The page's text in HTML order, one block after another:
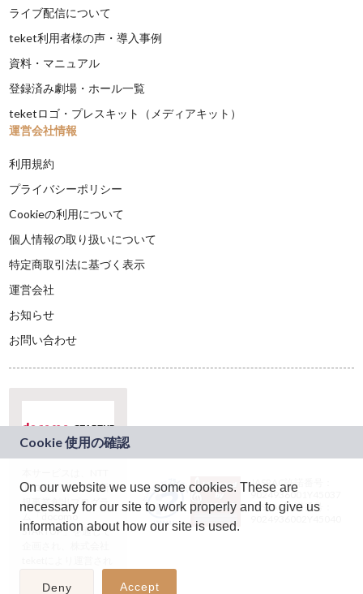
On our website we use some cookies. These are
necessary for our site to work properly and to give us
information about how our site is used.
Deny Accept
ライブ配信について
teket利用者様の声・導入事例
資料・マニュアル
登録済み劇場・ホール一覧
teketロゴ・プレスキット（メディアキット）
運営会社情報
利用規約
プライバシーポリシー
Cookieの利用について
個人情報の取り扱いについて
特定商取引法に基づく表示
運営会社
お知らせ
お問い合わせ
ドコモグループの新
規事業創出プログラ
ム「docomo
STARTUP」を通じて
JASRAC許諾番号：
9024936001Y45037
JASRAC許諾番号：